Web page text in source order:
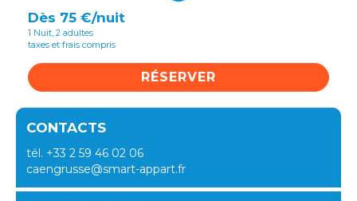
Dès 75 €/nuit
1 Nuit, 2 adultes
taxes et frais compris
RÉSERVER
CONTACTS
tél. +33 2 59 46 02 06
caengrusse@smart-appart.fr